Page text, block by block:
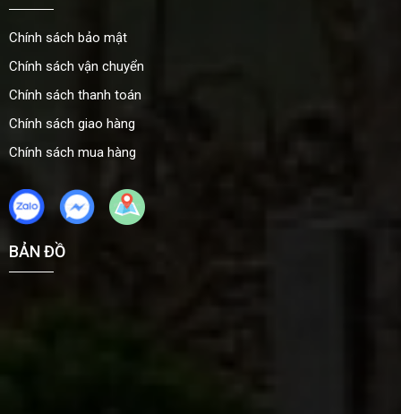
Chính sách bảo mật
Chính sách vận chuyển
Chính sách thanh toán
Chính sách giao hàng
Chính sách mua hàng
BẢN ĐỒ